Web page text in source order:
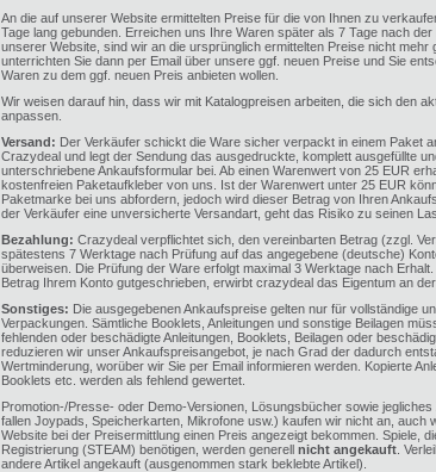
An die auf unserer Website ermittelten Preise für die von Ihnen zu
Tage lang gebunden. Erreichen uns Ihre Waren später als 7 Tage nach
unserer Website, sind wir an die ursprünglich ermittelten Preise nicht mehr
unterrichten Sie dann per Email über unsere ggf. neuen Preise und Sie
Waren zu dem ggf. neuen Preis anbieten wollen.
Wir weisen darauf hin, dass wir mit Katalogpreisen arbeiten, die sich den
anpassen.
Versand: Der Verkäufer schickt die Ware sicher verpackt in einem Paket
Crazydeal und legt der Sendung das ausgedruckte, komplett ausgefüllte
unterschriebene Ankaufsformular bei. Ab einen Warenwert von 25 EUR
kostenfreien Paketaufkleber von uns. Ist der Warenwert unter 25 EUR
Paketmarke bei uns abfordern, jedoch wird dieser Betrag von Ihren
der Verkäufer eine unversicherte Versandart, geht das Risiko zu seinen
Bezahlung: Crazydeal verpflichtet sich, den vereinbarten Betrag (zzgl.
spätestens 7 Werktage nach Prüfung auf das angegebene (deutsche)
überweisen. Die Prüfung der Ware erfolgt maximal 3 Werktage nach
Betrag Ihrem Konto gutgeschrieben, erwirbt crazydeal das Eigentum an
Sonstiges: Die ausgegebenen Ankaufspreise gelten nur für vollständige
Verpackungen. Sämtliche Booklets, Anleitungen und sonstige Beilagen
fehlenden oder beschädigte Anleitungen, Booklets, Beilagen oder
reduzieren wir unser Ankaufspreisangebot, je nach Grad der dadurch
Wertminderung, worüber wir Sie per Email informieren werden. Kopierte
Booklets etc. werden als fehlend gewertet.
Promotion-/Presse- oder Demo-Versionen, Lösungsbücher sowie
fallen Joypads, Speicherkarten, Mikrofone usw.) kaufen wir nicht an, auch
Website bei der Preisermittlung einen Preis angezeigt bekommen. Spiele,
Registrierung (STEAM) benötigen, werden generell nicht angekauft .
andere Artikel angekauft (ausgenommen stark beklebte Artikel).